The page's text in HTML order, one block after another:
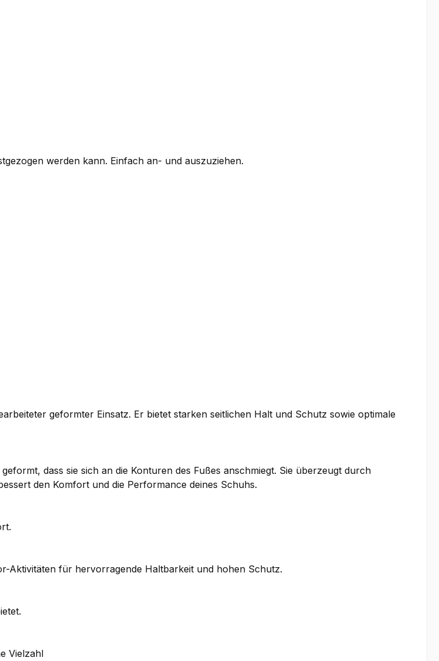
werden kann. Einfach an- und auszuziehen.
geformter Einsatz. Er bietet starken seitlichen Halt und Schutz sowie optimale
dass sie sich an die Konturen des Fußes anschmiegt. Sie überzeugt durch
den Komfort und die Performance deines Schuhs.
Aktivitäten für hervorragende Haltbarkeit und hohen Schutz.
Vielzahl